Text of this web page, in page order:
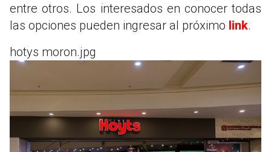
entre otros. Los interesados en conocer todas
las opciones pueden ingresar al próximo link.
hotys moron.jpg